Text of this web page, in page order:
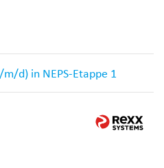
d) in NEPS-Etappe 1